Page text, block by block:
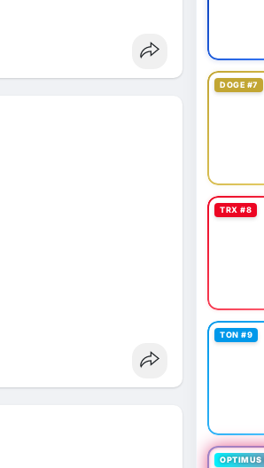
DOGE #7
TRX #8
TON #9
OPTIMUS